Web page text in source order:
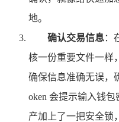
地。
确认交易信息：
核一份重要文件一样
确保信息准确无误，
oken 会提示输入钱
产加上了一把安全锁